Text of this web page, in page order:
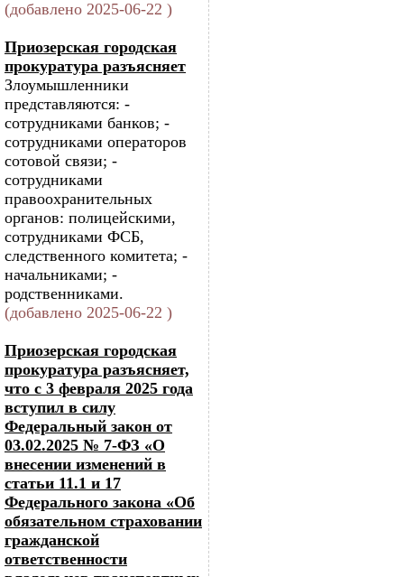
(добавлено 2025-06-22 )
Приозерская городская
прокуратура разъясняет
Злоумышленники
представляются: -
сотрудниками банков; -
сотрудниками операторов
сотовой связи; -
сотрудниками
правоохранительных
органов: полицейскими,
сотрудниками ФСБ,
следственного комитета; -
начальниками; -
родственниками.
(добавлено 2025-06-22 )
Приозерская городская
прокуратура разъясняет,
что с 3 февраля 2025 года
вступил в силу
Федеральный закон от
03.02.2025 № 7-ФЗ «О
внесении изменений в
статьи 11.1 и 17
Федерального закона «Об
обязательном страховании
гражданской
ответственности